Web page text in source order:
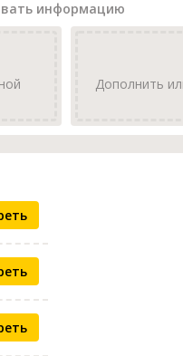
информацию
Дополнить